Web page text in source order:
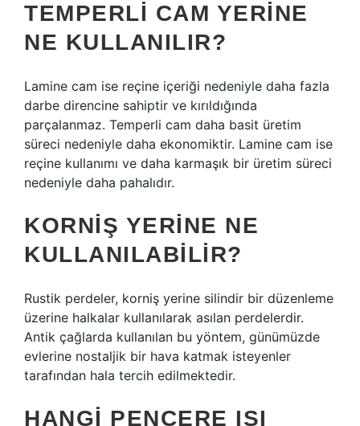
TEMPERLI CAM YERINE
NE KULLANILIR?
Lamine cam ise reçine içeriği nedeniyle daha fazla
darbe direncine sahiptir ve kırıldığında
parçalanmaz. Temperli cam daha basit üretim
süreci nedeniyle daha ekonomiktir. Lamine cam ise
reçine kullanımı ve daha karmaşık bir üretim süreci
nedeniyle daha pahalıdır.
KORNIŞ YERINE NE
KULLANILABILIR?
Rustik perdeler, korniş yerine silindir bir düzenleme
üzerine halkalar kullanılarak asılan perdelerdir.
Antik çağlarda kullanılan bu yöntem, günümüzde
evlerine nostaljik bir hava katmak isteyenler
tarafından hala tercih edilmektedir.
HANGI PENCERE ISI